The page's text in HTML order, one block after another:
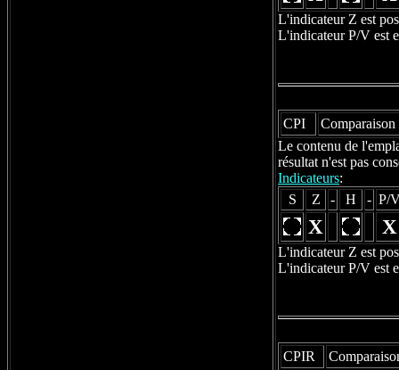
L'indicateur Z est
L'indicateur P/V est
CPI
Le contenu de
résultat n'est pas
Indicateurs:
S
Z - H - P/
X X
L'indicateur Z est
L'indicateur P/V est
CPIR